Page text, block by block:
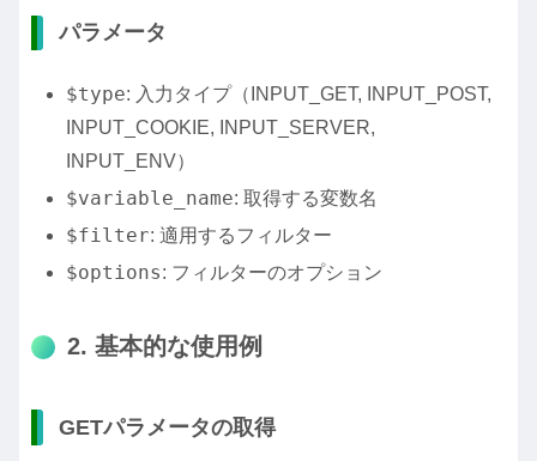
パラメータ
$type: 入力タイプ（INPUT_GET, INPUT_POST,
INPUT_COOKIE, INPUT_SERVER,
INPUT_ENV）
$variable_name: 取得する変数名
$filter: 適用するフィルター
$options: フィルターのオプション
2. 基本的な使用例
GETパラメータの取得